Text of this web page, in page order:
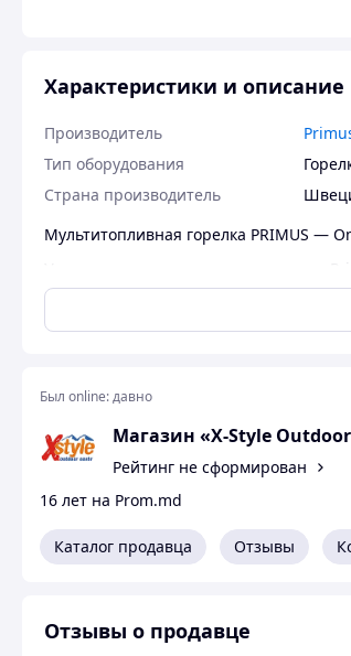
Характеристики и описание
Производитель
Тип оборудования
Страна производитель
Мультитопливная горелка PRIMUS —
Усовершенствуемая модель горелки
Используемое топливо: бензин,
http://xstyle.md/shop/tourist-equipment/
Был online:давно
Магазин «X-Style
Рейтинг не сформирован
16 лет на Prom.md
Каталог продавца Отзывы
Отзывы о продавце